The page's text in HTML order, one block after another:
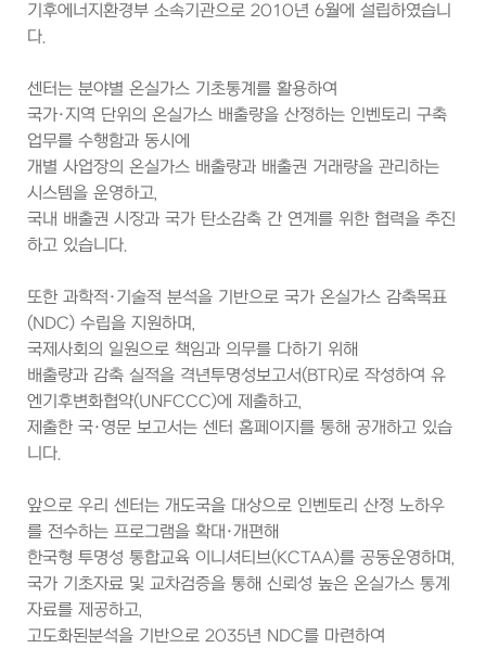
기후에너지환경부 소속기관으로 2010년 6월에 설립하였습니
다.
센터는 분야별 온실가스 기초통계를 활용하여
국가·지역 단위의 온실가스 배출량을 산정하는 인벤토리 구축
업무를 수행함과 동시에
개별 사업장의 온실가스 배출량과 배출권 거래량을 관리하는
시스템을 운영하고,
국내 배출권 시장과 국가 탄소감축 간 연계를 위한 협력을 추진
하고 있습니다.
또한 과학적·기술적 분석을 기반으로 국가 온실가스 감축목표
(NDC) 수립을 지원하며,
국제사회의 일원으로 책임과 의무를 다하기 위해
배출량과 감축 실적을 격년투명성보고서(BTR)로 작성하여 유
엔기후변화협약(UNFCCC)에 제출하고,
제출한 국·영문 보고서는 센터 홈페이지를 통해 공개하고 있습
니다.
앞으로 우리 센터는 개도국을 대상으로 인벤토리 산정 노하우
를 전수하는 프로그램을 확대·개편해
한국형 투명성 통합교육 이니셔티브(KCTAA)를 공동운영하며,
국가 기초자료 및 교차검증을 통해 신뢰성 높은 온실가스 통계
자료를 제공하고,
고도화된분석을 기반으로 2035년 NDC를 마련하여